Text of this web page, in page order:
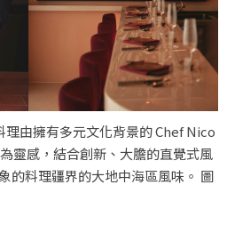
由擁有多元文化背景的 Chef Nico
靈感，結合創新、大膽的直覺式風
的料理疆界的大地中海區風味。 圖